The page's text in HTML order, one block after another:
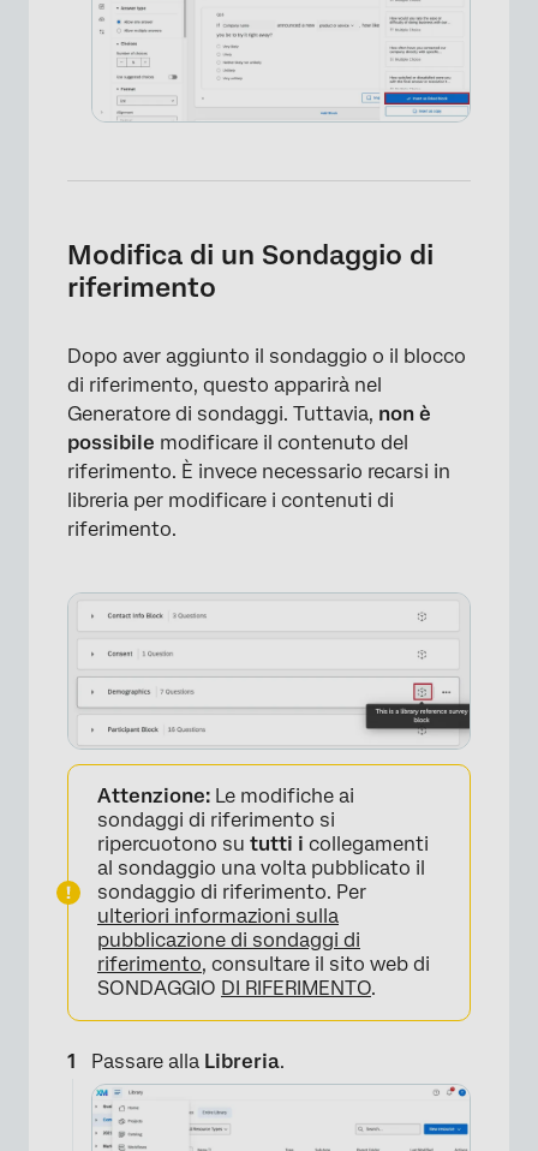
Modifica di un Sondaggio di
riferimento
Dopo aver aggiunto il sondaggio o il blocco
di riferimento, questo apparirà nel
Generatore di sondaggi. Tuttavia, non è
possibile modificare il contenuto del
riferimento. È invece necessario recarsi in
libreria per modificare i contenuti di
riferimento.
Attenzione: Le modifiche ai
sondaggi di riferimento si
ripercuotono su tutti i collegamenti
al sondaggio una volta pubblicato il
sondaggio di riferimento. Per
ulteriori informazioni sulla
pubblicazione di sondaggi di
riferimento, consultare il sito web di
SONDAGGIO DI RIFERIMENTO.
Passare alla Libreria.